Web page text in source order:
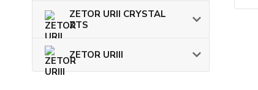
ZETOR URII CRYSTAL
ZTS
ZETOR URIII